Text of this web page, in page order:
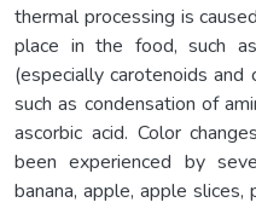
thermal processing is
place in the food, such
(especially carotenoids and
such as condensation of
ascorbic acid. Color
been experienced by
banana, apple, apple slices,